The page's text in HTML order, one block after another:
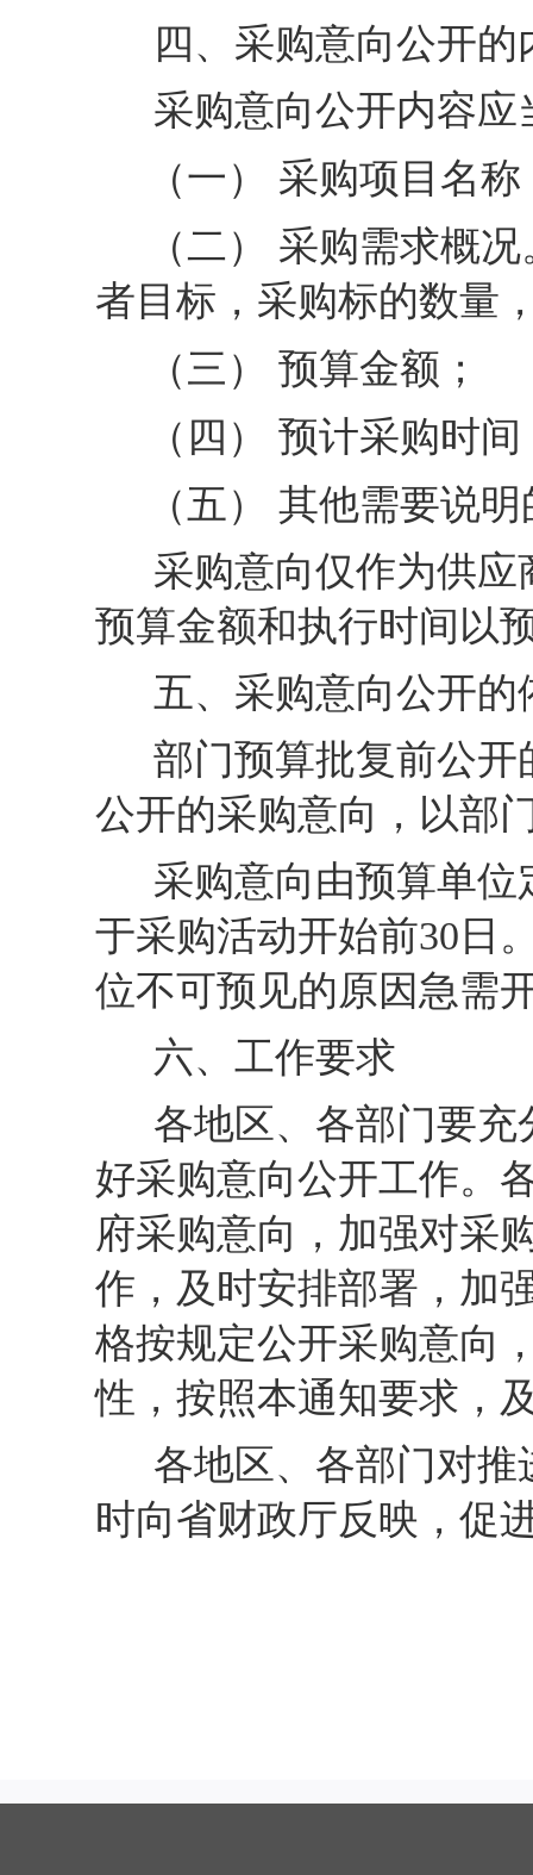
四、采购意向公开的
采购意向公开内容
（一）
采购项目名称
（二）
采购需求概
者目标，采购标的数量
（三）
预算金额；
（四）
预计采购时间
（五）
其他需要说明
采购意向仅作为供
预算金额和执行时间以
五、采购意向公开的
部门预算批复前公开
公开的采购意向，以部
采购意向由预算单
于采购活动开始前30 日
位不可预见的原因急需
六、工作要求
各地区、各部门要
好采购意向公开工作。
府采购意向，加强对采
作，及时安排部署，加
格按规定公开采购意向
性，按照本通知要求，
各地区、各部门对
时向省财政厅反映，促